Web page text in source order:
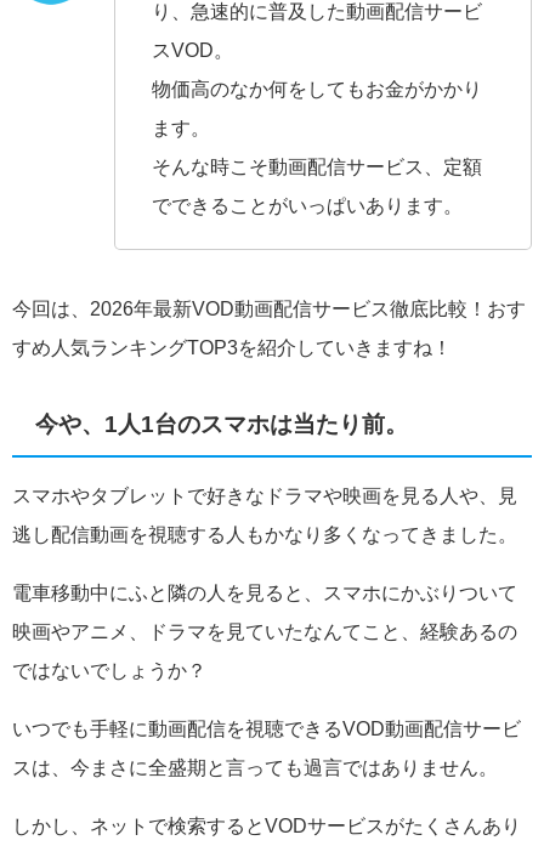
り、急速的に普及した動画配信サービ
スVOD。
物価高のなか何をしてもお金がかかり
ます。
そんな時こそ動画配信サービス、定額
でできることがいっぱいあります。
今回は、2026年最新VOD動画配信サービス徹底比較！おす
すめ人気ランキングTOP3を紹介していきますね！
今や、1人1台のスマホは当たり前。
スマホやタブレットで好きなドラマや映画を見る人や、見
逃し配信動画を視聴する人もかなり多くなってきました。
電車移動中にふと隣の人を見ると、スマホにかぶりついて
映画やアニメ、ドラマを見ていたなんてこと、経験あるの
ではないでしょうか？
いつでも手軽に動画配信を視聴できるVOD動画配信サービ
スは、今まさに全盛期と言っても過言ではありません。
しかし、ネットで検索するとVODサービスがたくさんあり